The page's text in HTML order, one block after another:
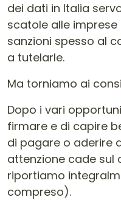
dei dati in Italia
scatole alle
sanzioni spesso al
a tutelarle.
Ma torniamo ai
Dopo i vari
firmare e di capire
di pagare o aderire
attenzione cade sul
riportiamo
compreso).